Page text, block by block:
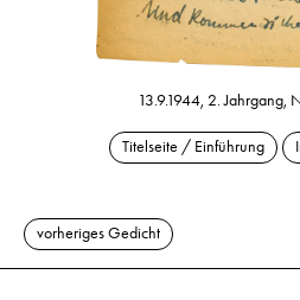
13.9.1944, 2. Jahrgang,
Titelseite / Einführung
vorheriges Gedicht